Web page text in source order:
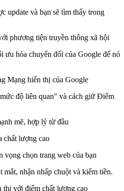
update và bạn sẽ tìm thấy trong
phương tiện truyền thông xã hội
ưu hóa chuyển đổi của Google để nó
Mạng hiển thị của Google
độ liên quan" và cách giữ Điểm
mẽ, hợp lý từ đầu
chất lượng cao
vọng chọn trang web của bạn
mắt, nhận nhấp chuột và kiếm tiền.
thị với điểm chất lượng cao